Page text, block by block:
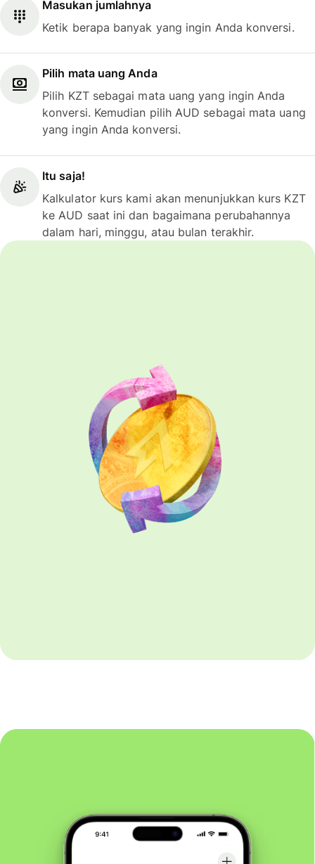
Masukan jumlahnya
Ketik berapa banyak yang ingin Anda konversi.
Pilih mata uang Anda
Pilih KZT sebagai mata uang yang ingin Anda
konversi. Kemudian pilih AUD sebagai mata uang
yang ingin Anda konversi.
Itu saja!
Kalkulator kurs kami akan menunjukkan kurs KZT
ke AUD saat ini dan bagaimana perubahannya
dalam hari, minggu, atau bulan terakhir.